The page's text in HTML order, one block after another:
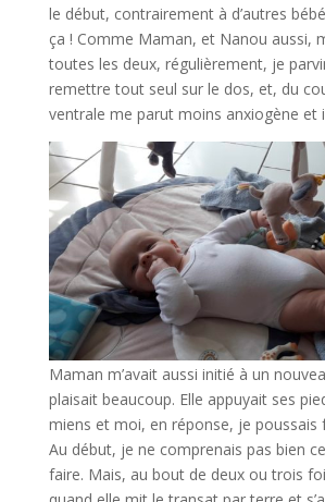
le début, contrairement à d’autres
ça ! Comme Maman, et Nanou aussi,
toutes les deux, régulièrement, je
remettre tout seul sur le dos, et, du
ventrale me parut moins anxiogène et
Maman m’avait aussi initié à un
plaisait beaucoup. Elle appuyait ses
miens et moi, en réponse, je
Au début, je ne comprenais pas bien
faire. Mais, au bout de deux ou trois